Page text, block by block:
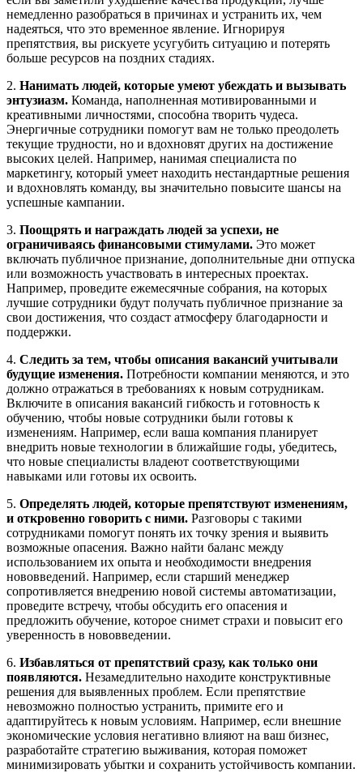
немедленно разобраться в причинах и устранить их, чем
надеяться, что это временное явление. Игнорируя
препятствия, вы рискуете усугубить ситуацию и потерять
больше ресурсов на поздних стадиях.
2. Нанимать людей, которые умеют убеждать и вызывать
энтузиазм. Команда, наполненная мотивированными и
креативными личностями, способна творить чудеса.
Энергичные сотрудники помогут вам не только преодолеть
текущие трудности, но и вдохновят других на достижение
высоких целей. Например, нанимая специалиста по
маркетингу, который умеет находить нестандартные решения
и вдохновлять команду, вы значительно повысите шансы на
успешные кампании.
3. Поощрять и награждать людей за успехи, не
ограничиваясь финансовыми стимулами. Это может
включать публичное признание, дополнительные дни отпуска
или возможность участвовать в интересных проектах.
Например, проведите ежемесячные собрания, на которых
лучшие сотрудники будут получать публичное признание за
свои достижения, что создаст атмосферу благодарности и
поддержки.
4. Следить за тем, чтобы описания вакансий учитывали
будущие изменения. Потребности компании меняются, и это
должно отражаться в требованиях к новым сотрудникам.
Включите в описания вакансий гибкость и готовность к
обучению, чтобы новые сотрудники были готовы к
изменениям. Например, если ваша компания планирует
внедрить новые технологии в ближайшие годы, убедитесь,
что новые специалисты владеют соответствующими
навыками или готовы их освоить.
5. Определять людей, которые препятствуют изменениям,
и откровенно говорить с ними. Разговоры с такими
сотрудниками помогут понять их точку зрения и выявить
возможные опасения. Важно найти баланс между
использованием их опыта и необходимости внедрения
нововведений. Например, если старший менеджер
сопротивляется внедрению новой системы автоматизации,
проведите встречу, чтобы обсудить его опасения и
предложить обучение, которое снимет страхи и повысит его
уверенность в нововведении.
6. Избавляться от препятствий сразу, как только они
появляются. Незамедлительно находите конструктивные
решения для выявленных проблем. Если препятствие
невозможно полностью устранить, примите его и
адаптируйтесь к новым условиям. Например, если внешние
экономические условия негативно влияют на ваш бизнес,
разработайте стратегию выживания, которая поможет
минимизировать убытки и сохранить устойчивость компании.